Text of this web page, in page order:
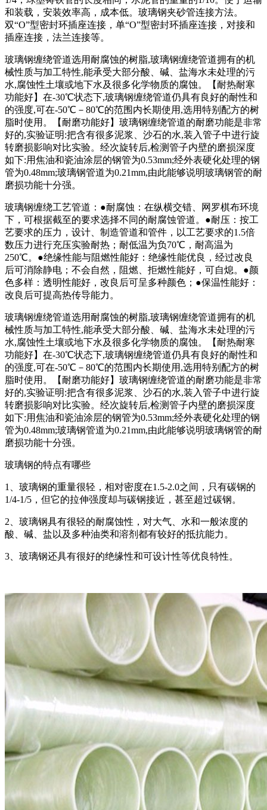
和装载，安装效率高，成本低。玻璃钢夹砂管连接方法。
双“O”型密封环插座连接，单“O”型密封环插座连接，对接和
插座连接，法兰连接等。
玻璃钢缠绕管道选用耐腐蚀的树脂,玻璃钢缠绕管道拥有的机
械性质与加工特性,能承受大部分酸、碱、盐海水未处理的污
水,腐蚀性土壤或地下水及很多化学物质的腐蚀。【耐热耐寒
功能好】在-30℃状态下,玻璃钢缠绕管道仍具有良好的耐性和
的强度,可在-50℃－80℃的范围内长期使用,选用特别配方的树
脂时使用。【耐磨功能好】玻璃钢缠绕管道的耐磨功能是非常
好的,实验证明:把含有很多泥浆、沙石的水,装入管子中进行旋
转磨损影响对比实验。经次旋转后,检测管子内壁的磨损深度
如下:用焦油和瓷油涂层的钢管为0.53mm;经外表硬化处理的钢
管为0.48mm;玻璃钢管道为0.21mm,由此能够说明玻璃钢管的耐
磨损功能十分强。
玻璃钢缠绕工艺管道：●耐腐蚀：在纵横交错、网罗棋布环境
下，可根据截至的要求选择不同的耐腐蚀管道。●耐压：按工
艺要求的压力，设计、制造管道和管件，以工艺要求的1.5倍
数压力进行充压实验耐热；耐低温为负70℃，耐高温为
250℃。●绝缘性能与阻燃性能好：绝缘性能优良，经过改良
后可消除静电；不会自然，阻燃、拒燃性能好，可自熄。●颜
色多样：透明性能好，改良后可呈多种颜色；●保温性能好：
改良后可提高热传导能力。
玻璃钢缠绕管道选用耐腐蚀的树脂,玻璃钢缠绕管道拥有的机
械性质与加工特性,能承受大部分酸、碱、盐海水未处理的污
水,腐蚀性土壤或地下水及很多化学物质的腐蚀。【耐热耐寒
功能好】在-30℃状态下,玻璃钢缠绕管道仍具有良好的耐性和
的强度,可在-50℃－80℃的范围内长期使用,选用特别配方的树
脂时使用。【耐磨功能好】玻璃钢缠绕管道的耐磨功能是非常
好的,实验证明:把含有很多泥浆、沙石的水,装入管子中进行旋
转磨损影响对比实验。经次旋转后,检测管子内壁的磨损深度
如下:用焦油和瓷油涂层的钢管为0.53mm;经外表硬化处理的钢
管为0.48mm;玻璃钢管道为0.21mm,由此能够说明玻璃钢管的耐
磨损功能十分强。
玻璃钢的特点有哪些
1、玻璃钢的重量很轻，相对密度在1.5-2.0之间，只有碳钢的
1/4-1/5，但它的拉伸强度却与碳钢接近，甚至超过碳钢。
2、玻璃钢具有很轻的耐腐蚀性，对大气、水和一般浓度的
酸、碱、盐以及多种油类和溶剂都有较好的抵抗能力。
3、玻璃钢还具有很好的绝缘性和可设计性等优良特性。